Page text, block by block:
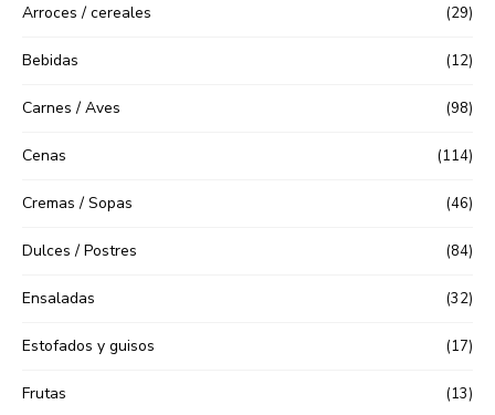
Arroces / cereales (29)
Bebidas (12)
Carnes / Aves (98)
Cenas (114)
Cremas / Sopas (46)
Dulces / Postres (84)
Ensaladas (32)
Estofados y guisos (17)
Frutas (13)